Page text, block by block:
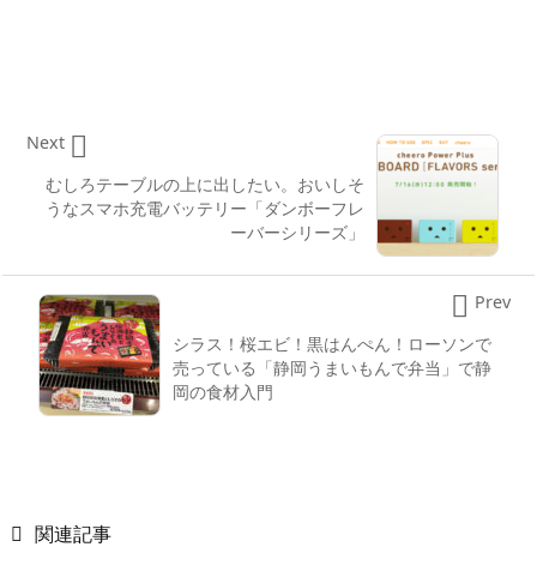
むしろテーブルの上に出したい。おいしそ
うなスマホ充電バッテリー「ダンボーフレ
ーバーシリーズ」

Next
シラス！桜エビ！黒はんぺん！ローソンで
売っている「静岡うまいもんで弁当」で静
岡の食材入門
 Prev
 関連記事